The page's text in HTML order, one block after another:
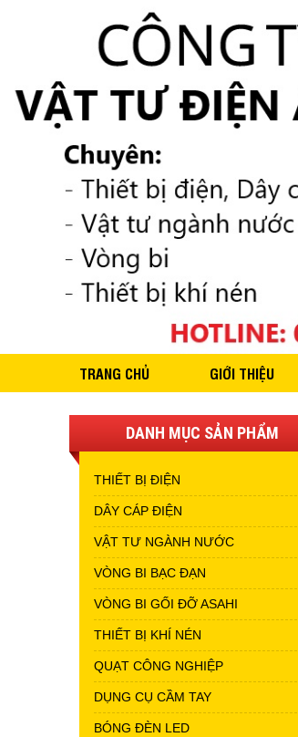
TRANG CHỦ GIỚI THIỆU
DANH MỤC SẢN PHẨM
THIẾT BỊ ĐIỆN
DÂY CÁP ĐIỆN
VẬT TƯ NGÀNH NƯỚC
VÒNG BI BẠC ĐẠN
VÒNG BI GỐI ĐỠ ASAHI
THIẾT BỊ KHÍ NÉN
QUẠT CÔNG NGHIỆP
DỤNG CỤ CẦM TAY
BÓNG ĐÈN LED